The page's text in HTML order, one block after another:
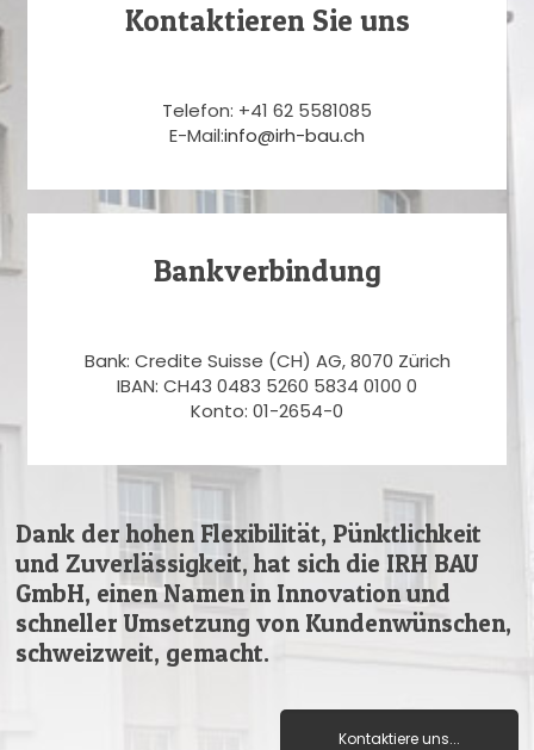
Kontaktieren Sie uns
Telefon: +41 62 5581085
E-Mail:info@irh-bau.ch
Bankverbindung
Bank: Credite Suisse (CH) AG, 8070 Zürich
IBAN: CH43 0483 5260 5834 0100 0
Konto: 01-2654-0
Dank der hohen Flexibilität, Pünktlichkeit
und Zuverlässigkeit, hat sich die IRH BAU
GmbH, einen Namen in Innovation und
schneller Umsetzung von Kundenwünschen,
schweizweit, gemacht.
Kontaktiere uns...